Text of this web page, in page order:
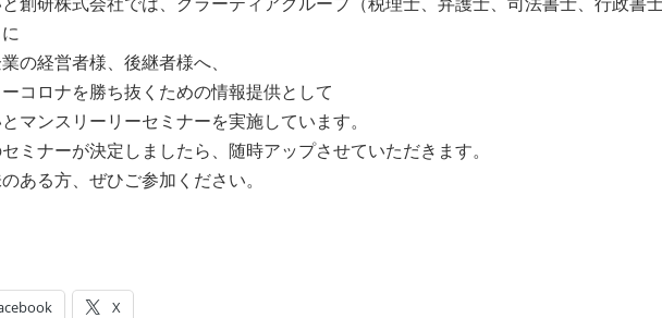
創研株式会社では、グラーティアグループ（税理士、弁護士、司法書士、行政書
の経営者様、後継者様へ、
コロナを勝ち抜くための情報提供として
マンスリーリーセミナーを実施しています。
ミナーが決定しましたら、随時アップさせていただきます。
ある方、ぜひご参加ください。
X